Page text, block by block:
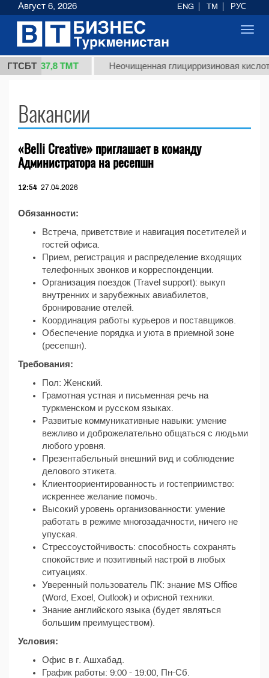
ГТСБТ
1 (кг.) 37,8 ТМТ Неочищенная глицирризиновая
Вакансии
«Belli Creative» приглашает в команду
Администратора на ресепшн
12:54 27.04.2026
Обязанности:
Встреча, приветствие и навигация посетителей и
гостей офиса.
Прием, регистрация и распределение входящих
телефонных звонков и корреспонденции.
Организация поездок (Travel support): выкуп
внутренних и зарубежных авиабилетов,
бронирование отелей.
Координация работы курьеров и поставщиков.
Обеспечение порядка и уюта в приемной зоне
(ресепшн).
Требования:
Пол: Женский.
Грамотная устная и письменная речь на
туркменском и русском языках.
Развитые коммуникативные навыки: умение
вежливо и доброжелательно общаться с людьми
любого уровня.
Презентабельный внешний вид и соблюдение
делового этикета.
Клиентоориентированность и гостеприимство:
искреннее желание помочь.
Высокий уровень организованности: умение
работать в режиме многозадачности, ничего не
упуская.
Стрессоустойчивость: способность сохранять
спокойствие и позитивный настрой в любых
ситуациях.
Уверенный пользователь ПК: знание MS Office
(Word, Excel, Outlook) и офисной техники.
Знание английского языка (будет являться
большим преимуществом).
Условия:
Офис в г. Ашхабад.
График работы: 9:00 - 19:00, Пн-Сб.
Август 6, 2026 ENG TM РУС